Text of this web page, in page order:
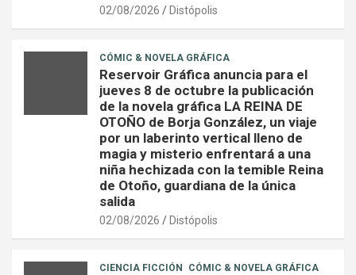
02/08/2026 Distópolis
CÓMIC & NOVELA GRÁFICA
Reservoir Gráfica anuncia para el
jueves 8 de octubre la publicación
de la novela gráfica LA REINA DE
OTOÑO de Borja González, un viaje
por un laberinto vertical lleno de
magia y misterio enfrentará a una
niña hechizada con la temible Reina
de Otoño, guardiana de la única
salida
02/08/2026 Distópolis
CIENCIA FICCIÓN CÓMIC & NOVELA GRÁFICA